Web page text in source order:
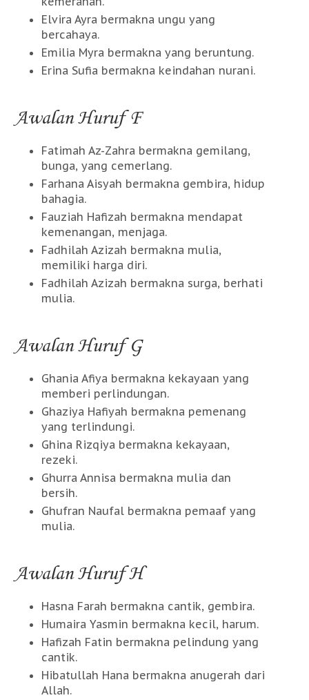
Elvira Ayra bermakna ungu yang
bercahaya.
Emilia Myra bermakna yang beruntung.
Erina Sufia bermakna keindahan nurani.
Awalan Huruf F
Fatimah Az-Zahra bermakna gemilang,
bunga, yang cemerlang.
Farhana Aisyah bermakna gembira, hidup
bahagia.
Fauziah Hafizah bermakna mendapat
kemenangan, menjaga.
Fadhilah Azizah bermakna mulia,
memiliki harga diri.
Fadhilah Azizah bermakna surga, berhati
mulia.
Awalan Huruf G
Ghania Afiya bermakna kekayaan yang
memberi perlindungan.
Ghaziya Hafiyah bermakna pemenang
yang terlindungi.
Ghina Rizqiya bermakna kekayaan,
rezeki.
Ghurra Annisa bermakna mulia dan
bersih.
Ghufran Naufal bermakna pemaaf yang
mulia.
Awalan Huruf H
Hasna Farah bermakna cantik, gembira.
Humaira Yasmin bermakna kecil, harum.
Hafizah Fatin bermakna pelindung yang
cantik.
Hibatullah Hana bermakna anugerah dari
Allah.